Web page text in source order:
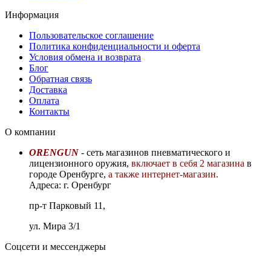
Информация
Пользовательское соглашение
Политика конфиденциальности и оферта
Условия обмена и возврата
Блог
Обратная связь
Доставка
Оплата
Контакты
О компании
ORENGUN - сеть магазинов пневматического и
лицензионного оружия, включает в себя 2 магазина в
городе Оренбурге, а также интернет-магазин.
Адреса: г. Оренбург
пр-т Парковый 11,
ул. Мира 3/1
Соцсети и мессенджеры